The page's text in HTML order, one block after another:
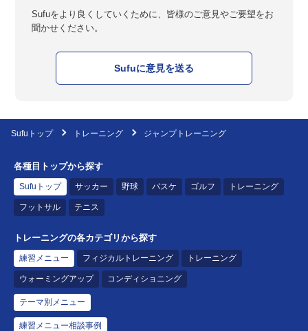
Sufuをより良くしていくために、皆様のご意見やご要望をお
聞かせください。
Sufuに意見を送る
Sufuトップ トレーニング ジャンプトレーニング
各種目トップから探す
Sufuトップ サッカー 野球 バスケ ゴルフ トレーニング
フットサル テニス
トレーニングの各カテゴリから探す
練習メニュー フィジカルトレーニング トレーニング
ウォーミングアップ コンディショニング
テーマ別メニュー
練習メニュー相談事例